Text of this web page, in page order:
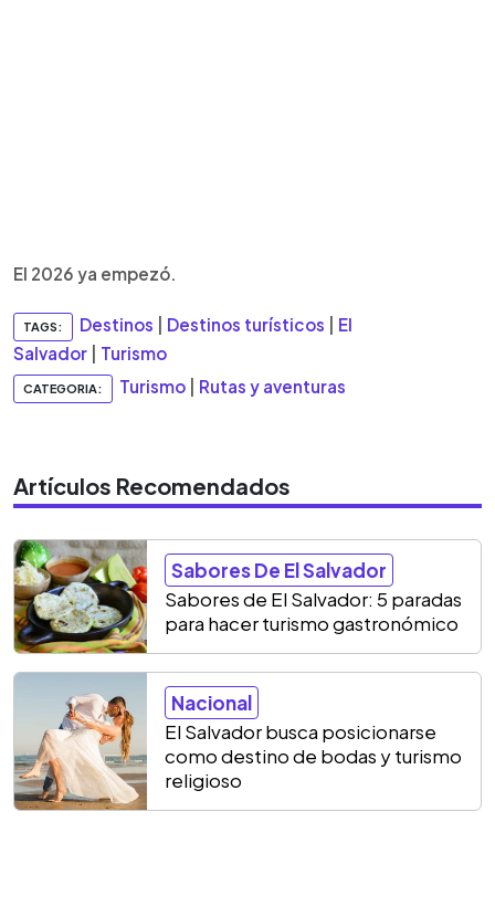
El 2026 ya empezó.
TAGS: Destinos Destinos turísticos
El
Salvador
Turismo
CATEGORIA: Turismo Rutas y aventuras
Artículos Recomendados
Sabores De El Salvador
Sabores de El Salvador: 5 paradas
para hacer turismo gastronómico
Nacional
El Salvador busca posicionarse
como destino de bodas y turismo
religioso